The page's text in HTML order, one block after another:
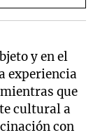
y en el
experiencia
que
cultural a
con